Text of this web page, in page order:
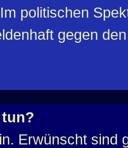
politischen
gegen
Erwünscht sind